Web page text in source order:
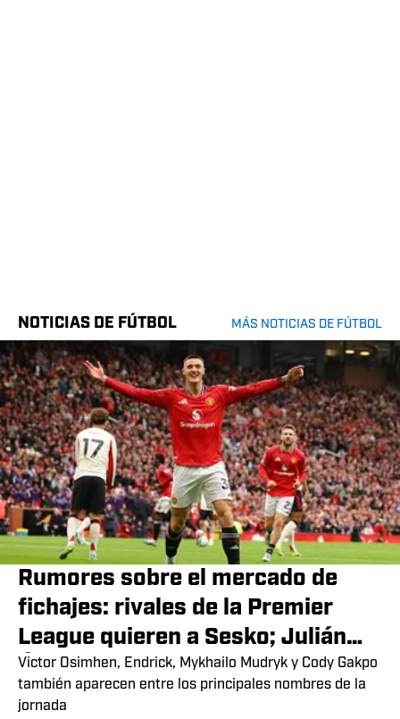
NOTICIAS DE FÚTBOL MÁS NOTICIAS DE FÚTBOL
Rumores sobre el mercado de
fichajes: rivales de la Premier
League quieren a Sesko; Julián
Álvarez, Raphinha y más
Victor Osimhen, Endrick, Mykhailo Mudryk y Cody Gakpo
también aparecen entre los principales nombres de la
jornada